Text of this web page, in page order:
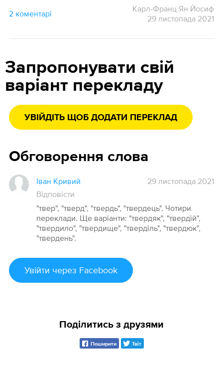
2 коментарі
Карл-Франц Ян Йосиф
29 листопада 2021
Запропонувати свій
варіант перекладу
УВІЙДІТЬ ЩОБ ДОДАТИ ПЕРЕКЛАД
Обговорення слова
Іван Кривий
29 листопада 2021
Відповісти
"твер", "тверд", "твердь", "твердець". Чотири
переклади. Ще варіанти: "твердяк", "твердій",
"твердило", "твердище", "тверділь", "твердюк",
"твердень".
Увійти через Facebook
Поділитись з друзями
Поширити Твіт